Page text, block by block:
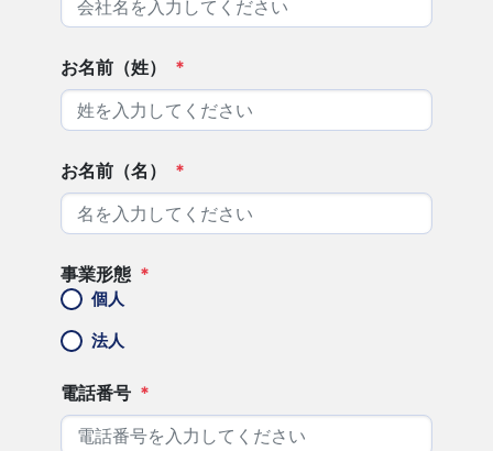
お名前（姓） *
お名前（名） *
事業形態 *
個人
法人
電話番号 *